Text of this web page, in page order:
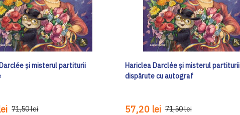
și misterul partiturii
71,50 lei
Hariclea Darclée și misterul partiturii
dispărute cu autograf
57,20 lei 71,50 lei